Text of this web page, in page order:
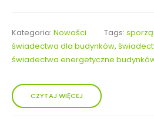
Kategoria: Nowości Tags:
świadectwa dla budynków,
świadectwa energetyczne
CZYTAJ WIĘCEJ